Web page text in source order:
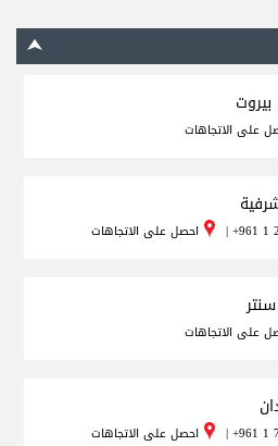
على الاتجاهات
+961 1
| احصل على الاتجاهات
على الاتجاهات
+961 1
| احصل على الاتجاهات